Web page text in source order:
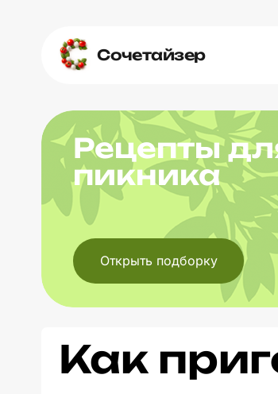
Сочетайзер
Рецепты
пикника
Открыть подборку
Как